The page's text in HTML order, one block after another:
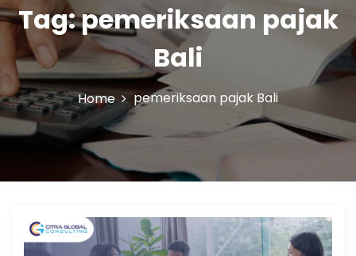
Tag:pemeriksaan pajak
Bali
Home pemeriksaan pajak Bali